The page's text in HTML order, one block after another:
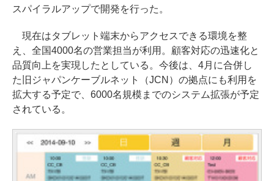
スパイラルアップで開発を行った。
現在はタブレット端末からアクセスできる環境を整
え、全国4000名の営業担当が利用。顧客対応の迅速化と
品質向上を実現したとしている。今後は、4月に合併し
た旧ジャパンケーブルネット（JCN）の拠点にも利用を
拡大する予定で、6000名規模までのシステム拡張が予定
されている。